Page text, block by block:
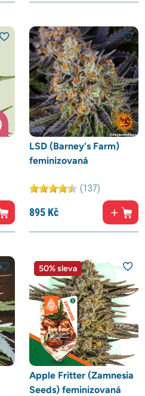
LSD (Barney's Farm)
feminizovaná
(137)
895Kč
50% sleva
Apple Fritter (Zamnesia
Seeds) feminizovaná